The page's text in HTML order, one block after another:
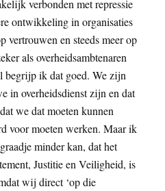
verbonden met repressie
ontwikkeling in organisaties
vertrouwen en steeds meer op
als overheidsambtenaren
begrijp ik dat goed. We zijn
in overheidsdienst zijn en dat
we dat moeten kunnen
voor moeten werken. Maar ik
minder kan, dat het
Justitie en Veiligheid, is
wij direct ‘op die